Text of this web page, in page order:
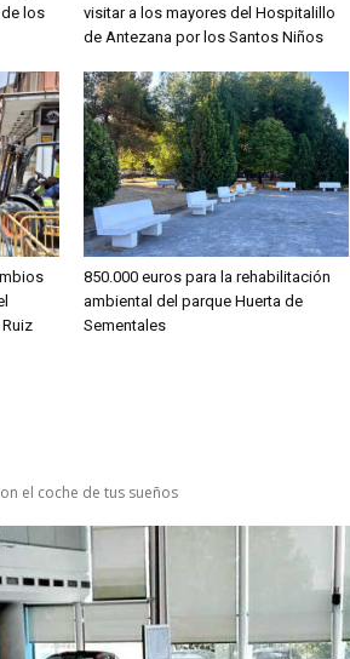
los
visitar a los mayores del Hospitalillo
de Antezana por los Santos Niños
850.000 euros para la rehabilitación
ambiental del parque Huerta de
Sementales